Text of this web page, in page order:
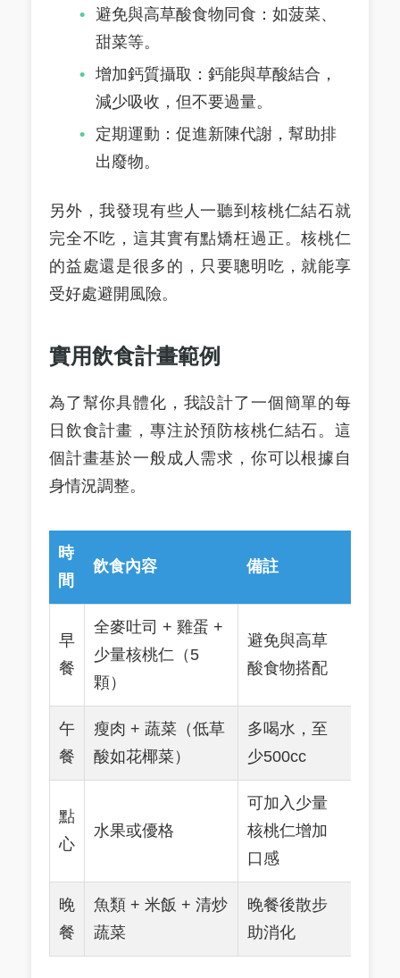
避免與高草酸食物同食：如菠菜、
甜菜等。
增加鈣質攝取：鈣能與草酸結合，
減少吸收，但不要過量。
定期運動：促進新陳代謝，幫助排
出廢物。
另外，我發現有些人一聽到核桃仁結石就
完全不吃，這其實有點矯枉過正。核桃仁
的益處還是很多的，只要聰明吃，就能享
受好處避開風險。
實用飲食計畫範例
為了幫你具體化，我設計了一個簡單的每
日飲食計畫，專注於預防核桃仁結石。這
個計畫基於一般成人需求，你可以根據自
身情況調整。
時
間
飲食內容 備註
早
餐
全麥吐司 + 雞蛋 +
少量核桃仁（5
顆）
避免與高草
酸食物搭配
午
餐
瘦肉 + 蔬菜（低草
酸如花椰菜）
多喝水，至
少500cc
點
心
水果或優格
可加入少量
核桃仁增加
口感
晚
餐
魚類 + 米飯 + 清炒
蔬菜
晚餐後散步
助消化